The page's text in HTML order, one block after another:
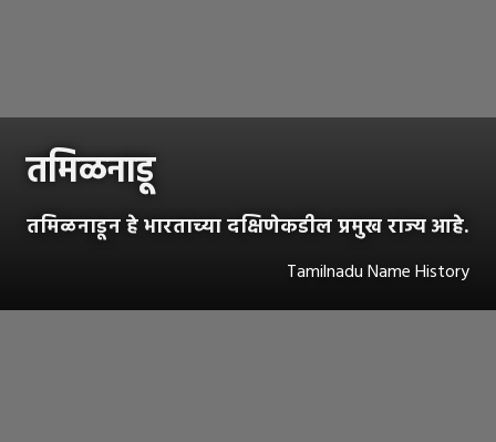
तमिळनाडू
तमिळनाडून हे भारताच्या दक्षिणेकडील प्रमुख राज्य आहे.
Tamilnadu Name History